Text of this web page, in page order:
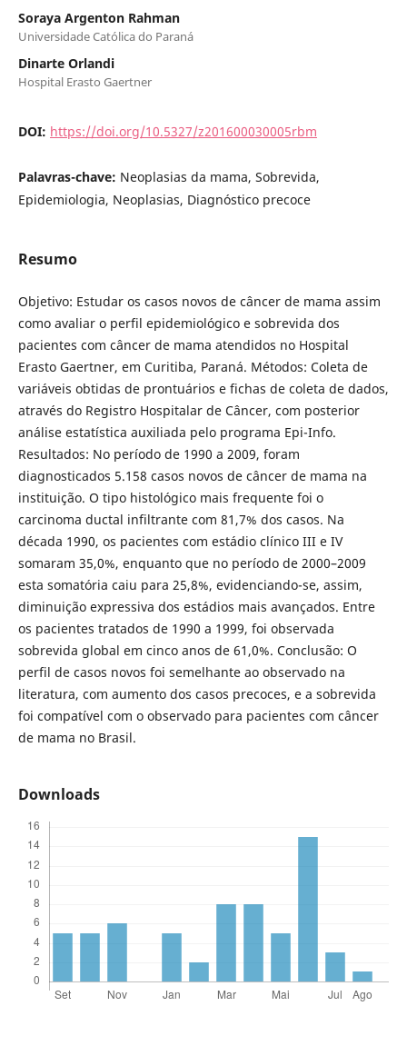
Soraya Argenton Rahman
Universidade Católica do Paraná
Dinarte Orlandi
Hospital Erasto Gaertner
DOI: https://doi.org/10.5327/z201600030005rbm
Palavras-chave: Neoplasias da mama, Sobrevida,
Epidemiologia, Neoplasias, Diagnóstico precoce
Resumo
Objetivo: Estudar os casos novos de câncer de mama assim
como avaliar o perfil epidemiológico e sobrevida dos
pacientes com câncer de mama atendidos no Hospital
Erasto Gaertner, em Curitiba, Paraná. Métodos: Coleta de
variáveis obtidas de prontuários e fichas de coleta de dados,
através do Registro Hospitalar de Câncer, com posterior
análise estatística auxiliada pelo programa Epi-Info.
Resultados: No período de 1990 a 2009, foram
diagnosticados 5.158 casos novos de câncer de mama na
instituição. O tipo histológico mais frequente foi o
carcinoma ductal infiltrante com 81,7% dos casos. Na
década 1990, os pacientes com estádio clínico III e IV
somaram 35,0%, enquanto que no período de 2000–2009
esta somatória caiu para 25,8%, evidenciando-se, assim,
diminuição expressiva dos estádios mais avançados. Entre
os pacientes tratados de 1990 a 1999, foi observada
sobrevida global em cinco anos de 61,0%. Conclusão: O
perfil de casos novos foi semelhante ao observado na
literatura, com aumento dos casos precoces, e a sobrevida
foi compatível com o observado para pacientes com câncer
de mama no Brasil.
Downloads